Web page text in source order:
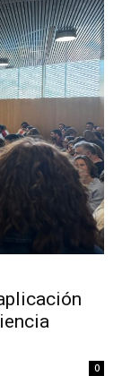
0